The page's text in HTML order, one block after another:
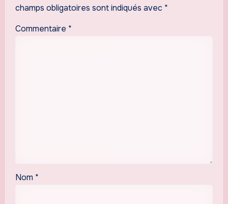
champs obligatoires sont indiqués avec *
Commentaire *
Nom *